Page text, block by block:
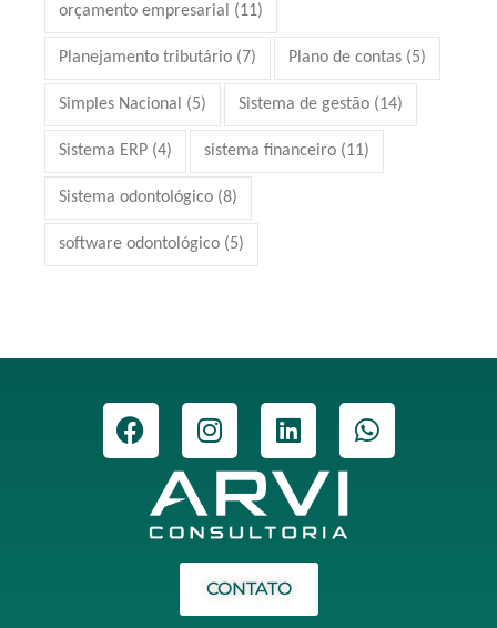
orçamento empresarial (11)
Planejamento tributário (7) Plano de contas (5)
Simples Nacional (5) Sistema de gestão (14)
Sistema ERP (4) sistema financeiro (11)
Sistema odontológico (8)
software odontológico (5)
CONTATO